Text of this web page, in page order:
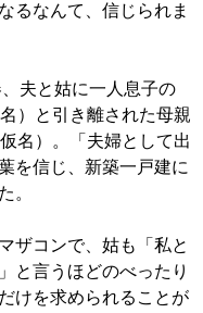
るなんて、信じられま
夫と姑に一人息子の
）と引き離された母親
名）。「夫婦として出
を信じ、新築一戸建に
。
ザコンで、姑も「私と
と言うほどのべったり
けを求められることが